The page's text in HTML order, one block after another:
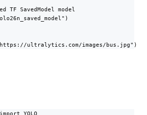
TF SavedModel model
ultralytics.com/images/bus.jpg")